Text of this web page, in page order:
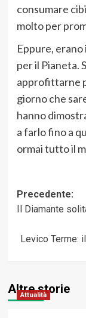
consumare
molto per
Eppure, erano
per il Pianeta.
approfittarne
giorno che
hanno
a farlo fino a
ormai tutto il
articolo
Precedente:
Il Diamante
Levico Terme:
Altre storie
Attualità